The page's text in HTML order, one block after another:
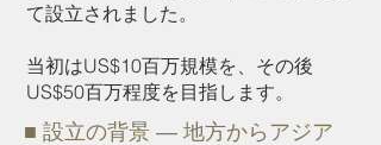
て設立されました。
当初はUS$10百万規模を、その後
US$50百万程度を目指します。
■ 設立の背景 ― 地方からアジア